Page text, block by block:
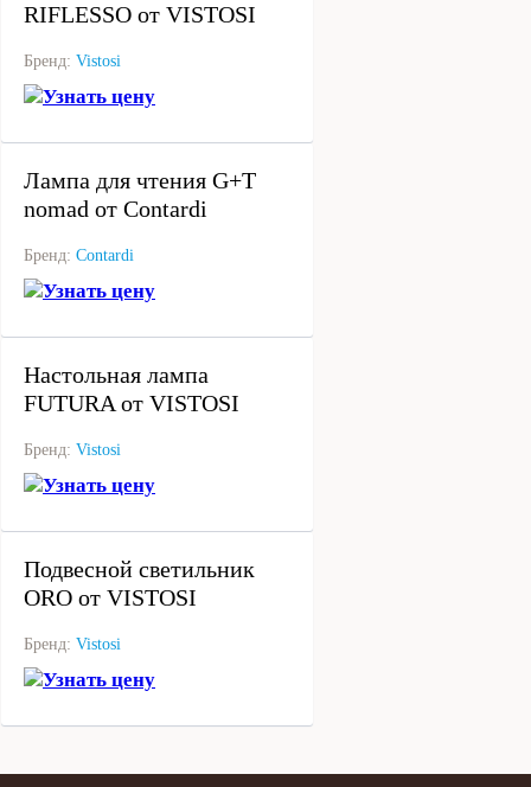
RIFLESSO от VISTOSI
Бренд: Vistosi
Узнать цену
Лампа для чтения G+T
nomad от Contardi
Бренд: Contardi
Узнать цену
Настольная лампа
FUTURA от VISTOSI
Бренд: Vistosi
Узнать цену
Подвесной светильник
ORO от VISTOSI
Бренд: Vistosi
Узнать цену